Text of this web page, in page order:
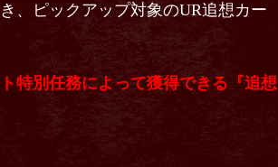
、ピックアップ対象のUR追想カー
特別任務によって獲得できる『追想